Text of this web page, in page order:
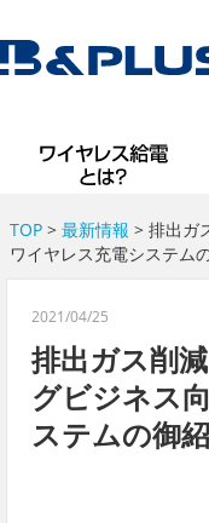
TOP> 最新情報 > 排出ガ
ワイヤレス充電システム
2021/04/25
排出ガス削
グビジネス
ステムの御